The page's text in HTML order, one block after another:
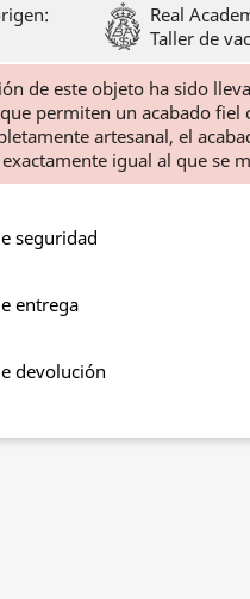
Real
Taller de
de este objeto ha sido
permiten un acabado
artesanal, el
igual al que se
seguridad
entrega
devolución